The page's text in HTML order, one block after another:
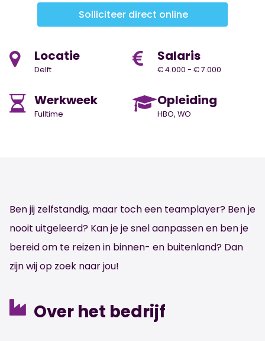
Solliciteer direct online
Locatie
Delft
Salaris
€ 4.000 - € 7.000
Werkweek
Fulltime
Opleiding
HBO, WO
Ben jij zelfstandig, maar toch een teamplayer? Ben je
nooit uitgeleerd? Kan je je snel aanpassen en ben je
bereid om te reizen in binnen- en buitenland? Dan
zijn wij op zoek naar jou!
Over het bedrijf